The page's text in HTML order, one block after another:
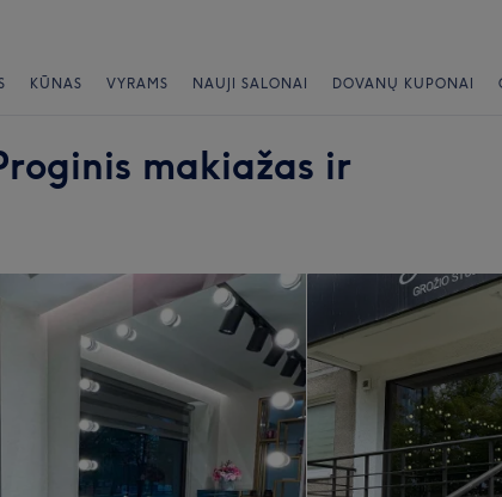
KŪNAS VYRAMS NAUJI SALONAI DOVANŲ KUPONAI
makiažas ir